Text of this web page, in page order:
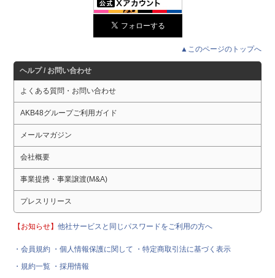
▲このページのトップへ
ヘルプ / お問い合わせ
よくある質問・お問い合わせ
AKB48グループご利用ガイド
メールマガジン
会社概要
事業提携・事業譲渡(M&A)
プレスリリース
【お知らせ】他社サービスと同じパスワードをご利用の方へ
・会員規約 ・個人情報保護に関して
・特定商取引法に基づく表示
・規約一覧 ・採用情報